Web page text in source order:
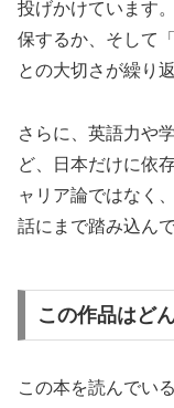
投げかけています
保するか、そして
との大切さが繰り
さらに、英語力や
ど、日本だけに依
ャリア論ではなく
話にまで踏み込ん
この作品はど
この本を読んでい